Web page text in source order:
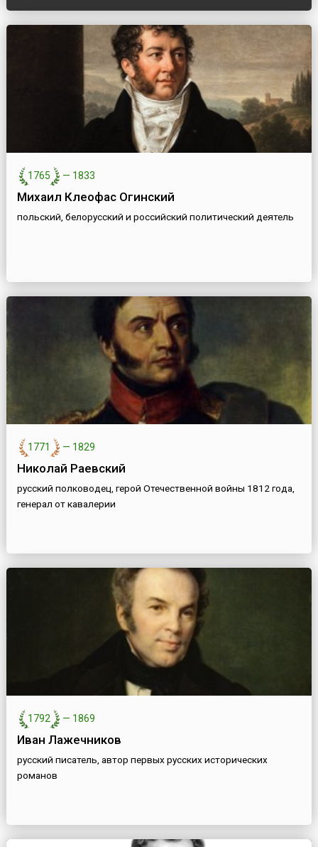
1765 — 1833
Михаил Клеофас Огинский
польский, белорусский и российский политический деятель
1771 — 1829
Николай Раевский
русский полководец, герой Отечественной войны 1812 года,
генерал от кавалерии
1792 — 1869
Иван Лажечников
русский писатель, автор первых русских исторических
романов